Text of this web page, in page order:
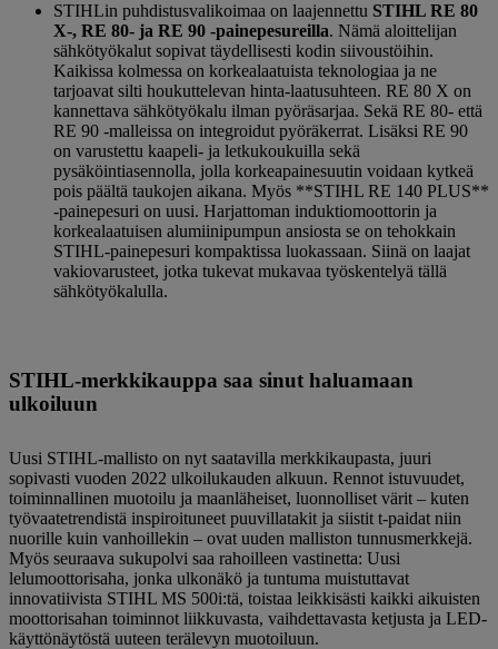
STIHLin puhdistusvalikoimaa on laajennettu STIHL RE 80
X-, RE 80- ja RE 90 -painepesureilla. Nämä aloittelijan
sähkötyökalut sopivat täydellisesti kodin siivoustöihin.
Kaikissa kolmessa on korkealaatuista teknologiaa ja ne
tarjoavat silti houkuttelevan hinta-laatusuhteen. RE 80 X on
kannettava sähkötyökalu ilman pyöräsarjaa. Sekä RE 80- että
RE 90 -malleissa on integroidut pyöräkerrat. Lisäksi RE 90
on varustettu kaapeli- ja letkukoukuilla sekä
pysäköintiasennolla, jolla korkeapainesuutin voidaan kytkeä
pois päältä taukojen aikana. Myös **STIHL RE 140 PLUS**
-painepesuri on uusi. Harjattoman induktiomoottorin ja
korkealaatuisen alumiinipumpun ansiosta se on tehokkain
STIHL-painepesuri kompaktissa luokassaan. Siinä on laajat
vakiovarusteet, jotka tukevat mukavaa työskentelyä tällä
sähkötyökalulla.
STIHL-merkkikauppa saa sinut haluamaan
ulkoiluun
Uusi STIHL-mallisto on nyt saatavilla merkkikaupasta, juuri
sopivasti vuoden 2022 ulkoilukauden alkuun. Rennot istuvuudet,
toiminnallinen muotoilu ja maanläheiset, luonnolliset värit – kuten
työvaatetrendistä inspiroituneet puuvillatakit ja siistit t-paidat niin
nuorille kuin vanhoillekin – ovat uuden malliston tunnusmerkkejä.
Myös seuraava sukupolvi saa rahoilleen vastinetta: Uusi
lelumoottorisaha, jonka ulkonäkö ja tuntuma muistuttavat
innovatiivista STIHL MS 500i:tä, toistaa leikkisästi kaikki aikuisten
moottorisahan toiminnot liikkuvasta, vaihdettavasta ketjusta ja LED-
käyttönäytöstä uuteen terälevyn muotoiluun.